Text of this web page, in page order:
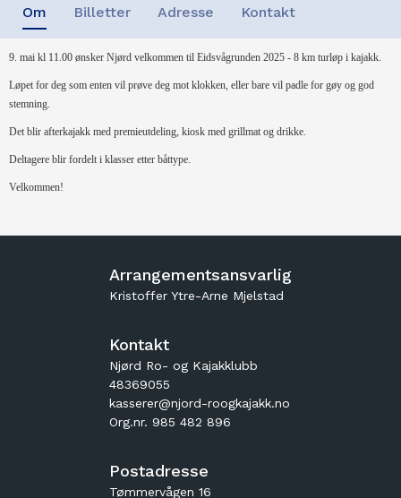
Om Billetter Adresse Kontakt
9. mai kl 11.00 ønsker Njørd velkommen til Eidsvågrunden 2025 - 8 km turløp i kajakk.
Løpet for deg som enten vil prøve deg mot klokken, eller bare vil padle for gøy og god
stemning.
Det blir afterkajakk med premieutdeling, kiosk med grillmat og drikke.
Deltagere blir fordelt i klasser etter båttype.
Velkommen!
Arrangementsansvarlig
Kristoffer Ytre-Arne Mjelstad
Kontakt
Njørd Ro- og Kajakklubb
48369055
kasserer@njord-roogkajakk.no
Org.nr. 985 482 896
Postadresse
Tømmervågen 16